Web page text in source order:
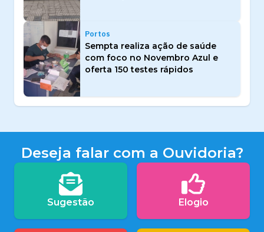
Portos
Sempta realiza ação de saúde
com foco no Novembro Azul e
oferta 150 testes rápidos
Deseja falar com a Ouvidoria?
Sugestão Elogio